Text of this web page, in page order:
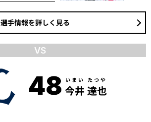
選手情報を詳しく見る
VS
48 今井 達也
いまい たつや